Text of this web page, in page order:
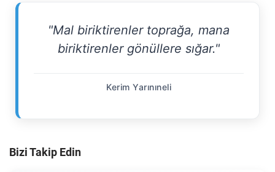
"Mal biriktirenler toprağa, mana
biriktirenler gönüllere sığar."
Kerim Yarınıneli
Bizi Takip Edin